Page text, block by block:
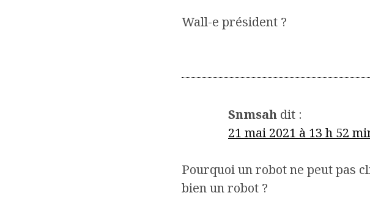
Wall-e président ?
Snmsah dit :
21 mai 2021 à 13 h 52
Pourquoi un robot ne peut pas
bien un robot ?